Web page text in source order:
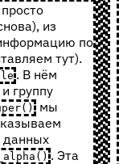
из
по
тут).
. В нём
группу
мы
данных
. Эта